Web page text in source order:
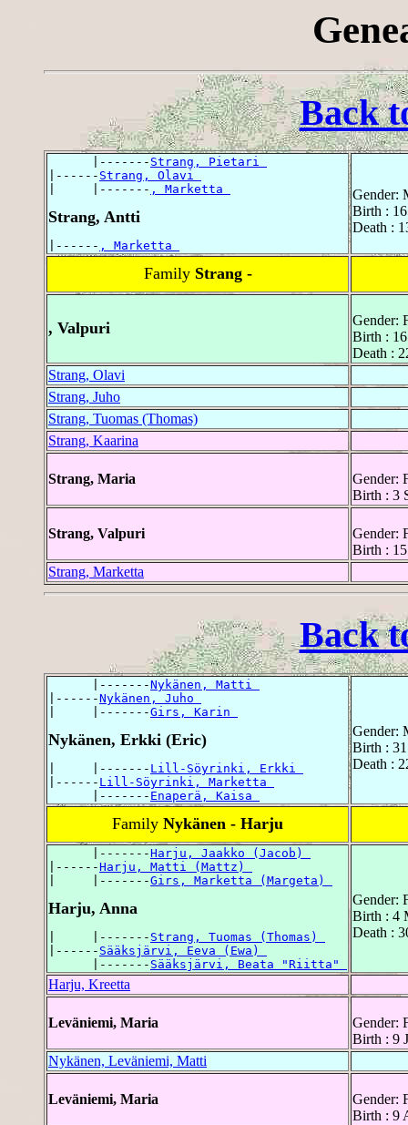
Back
      |-------
Strang, Pietari
|------ Strang, Olavi
|     |------- , Marketta
Strang, Antti
|------ , Marketta
Gender:
Birth :
Death :
Family Strang -
, Valpuri
Gender:
Birth :
Death :
Strang, Olavi
Strang, Juho
Strang, Tuomas (Thomas)
Strang, Kaarina
Strang, Maria
Gender:
Birth : 3
Strang, Valpuri
Gender:
Birth :
Strang, Marketta
Back
      |-------
Nykänen, Matti
|------Nykänen, Juho
|     |-------Girs, Karin
Nykänen, Erkki (Eric)
|     |------- Lill-Söyrinki, Erkki
|------ Lill-Söyrinki, Marketta
      |-------
Enaperä, Kaisa
Gender:
Birth :
Death :
Family Nykänen - Harju
      |-------
Harju, Jaakko (Jacob)
|------Harju, Matti (Mattz)
|     |-------Girs, Marketta (Margeta)
Harju, Anna
|     |------- Strang, Tuomas (Thomas)
|------ Sääksjärvi, Eeva (Ewa)
      |-------
Sääksjärvi, Beata "Riitta"
Gender:
Birth : 4
Death :
Harju, Kreetta
Leväniemi, Maria
Gender:
Birth : 9
Nykänen, Leväniemi, Matti
Leväniemi, Maria
Gender:
Birth : 9